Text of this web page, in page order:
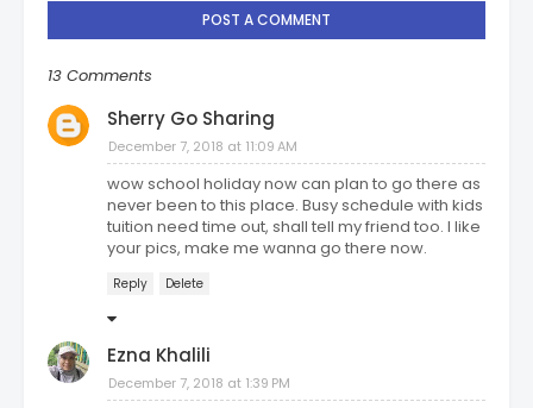
POST A COMMENT
13 Comments
Sherry Go Sharing
December 7, 2018 at 11:09 AM
wow school holiday now can plan to go there as
never been to this place. Busy schedule with kids
tuition need time out, shall tell my friend too. I like
your pics, make me wanna go there now.
Reply Delete
Ezna Khalili
December 7, 2018 at 1:39 PM